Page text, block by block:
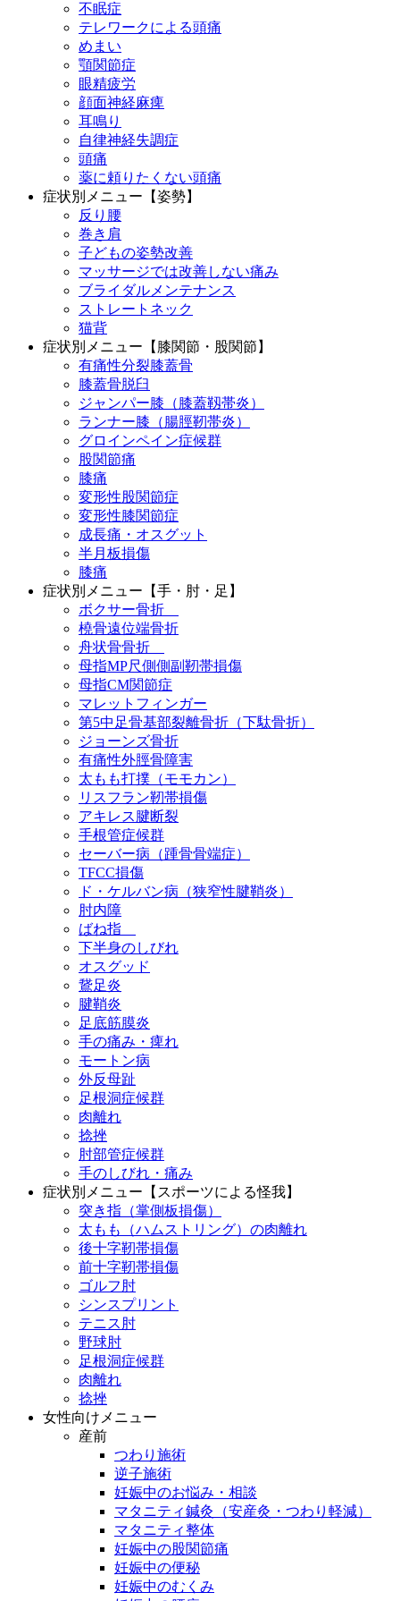
不眠症
テレワークによる頭痛
めまい
顎関節症
眼精疲労
顔面神経麻痺
耳鳴り
自律神経失調症
頭痛
薬に頼りたくない頭痛
症状別メニュー【姿勢】
反り腰
巻き肩
子どもの姿勢改善
マッサージでは改善しない痛み
ブライダルメンテナンス
ストレートネック
猫背
症状別メニュー【膝関節・股関節】
有痛性分裂膝蓋骨
膝蓋骨脱臼
ジャンパー膝（膝蓋靱帯炎）
ランナー膝（腸脛靭帯炎）
グロインペイン症候群
股関節痛
膝痛
変形性股関節症
変形性膝関節症
成長痛・オスグット
半月板損傷
膝痛
症状別メニュー【手・肘・足】
ボクサー骨折
橈骨遠位端骨折
舟状骨骨折
母指MP尺側側副靭帯損傷
母指CM関節症
マレットフィンガー
第5中足骨基部裂離骨折（下駄骨折）
ジョーンズ骨折
有痛性外脛骨障害
太もも打撲（モモカン）
リスフラン靭帯損傷
アキレス腱断裂
手根管症候群
セーバー病（踵骨骨端症）
TFCC損傷
ド・ケルバン病（狭窄性腱鞘炎）
肘内障
ばね指
下半身のしびれ
オスグッド
鵞足炎
腱鞘炎
足底筋膜炎
手の痛み・痺れ
モートン病
外反母趾
足根洞症候群
肉離れ
捻挫
肘部管症候群
手のしびれ・痛み
症状別メニュー【スポーツによる怪我】
突き指（掌側板損傷）
太もも（ハムストリング）の肉離れ
後十字靭帯損傷
前十字靭帯損傷
ゴルフ肘
シンスプリント
テニス肘
野球肘
足根洞症候群
肉離れ
捻挫
女性向けメニュー
産前
つわり施術
逆子施術
妊娠中のお悩み・相談
マタニティ鍼灸（安産灸・つわり軽減）
マタニティ整体
妊娠中の股関節痛
妊娠中の便秘
妊娠中のむくみ